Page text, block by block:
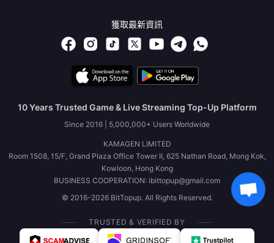
獲取最新資訊
10 Years Trusted Game & Live Streaming Top-Up Platform
Since 2016 | 5,000,000+ Users Worldwide
KAMAGEN LIMITED
Room 1508, 15/F, Grand Plaza Office Tower II, 625 Nathan Road, Mong Kok,
Kowloon, Hong Kong
BUSINESS COOPERATION: ibittopup@gmail.com
© 2016-2026 BitTopup. All Rights Reserved.
TRUSTED & VERIFIED BY